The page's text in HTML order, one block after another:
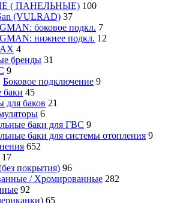
( ПАНЕЛЬНЫЕ) 100
(VULRAD) 37
боковое подкл. 7
нижнее подкл. 12
4
бренды 31
9
Боковое подключение 9
баки 45
для баков 21
6
баки для ГВС 9
баки для системы отопления 9
652
17
покрытия) 96
/ Хромированные 282
92
65